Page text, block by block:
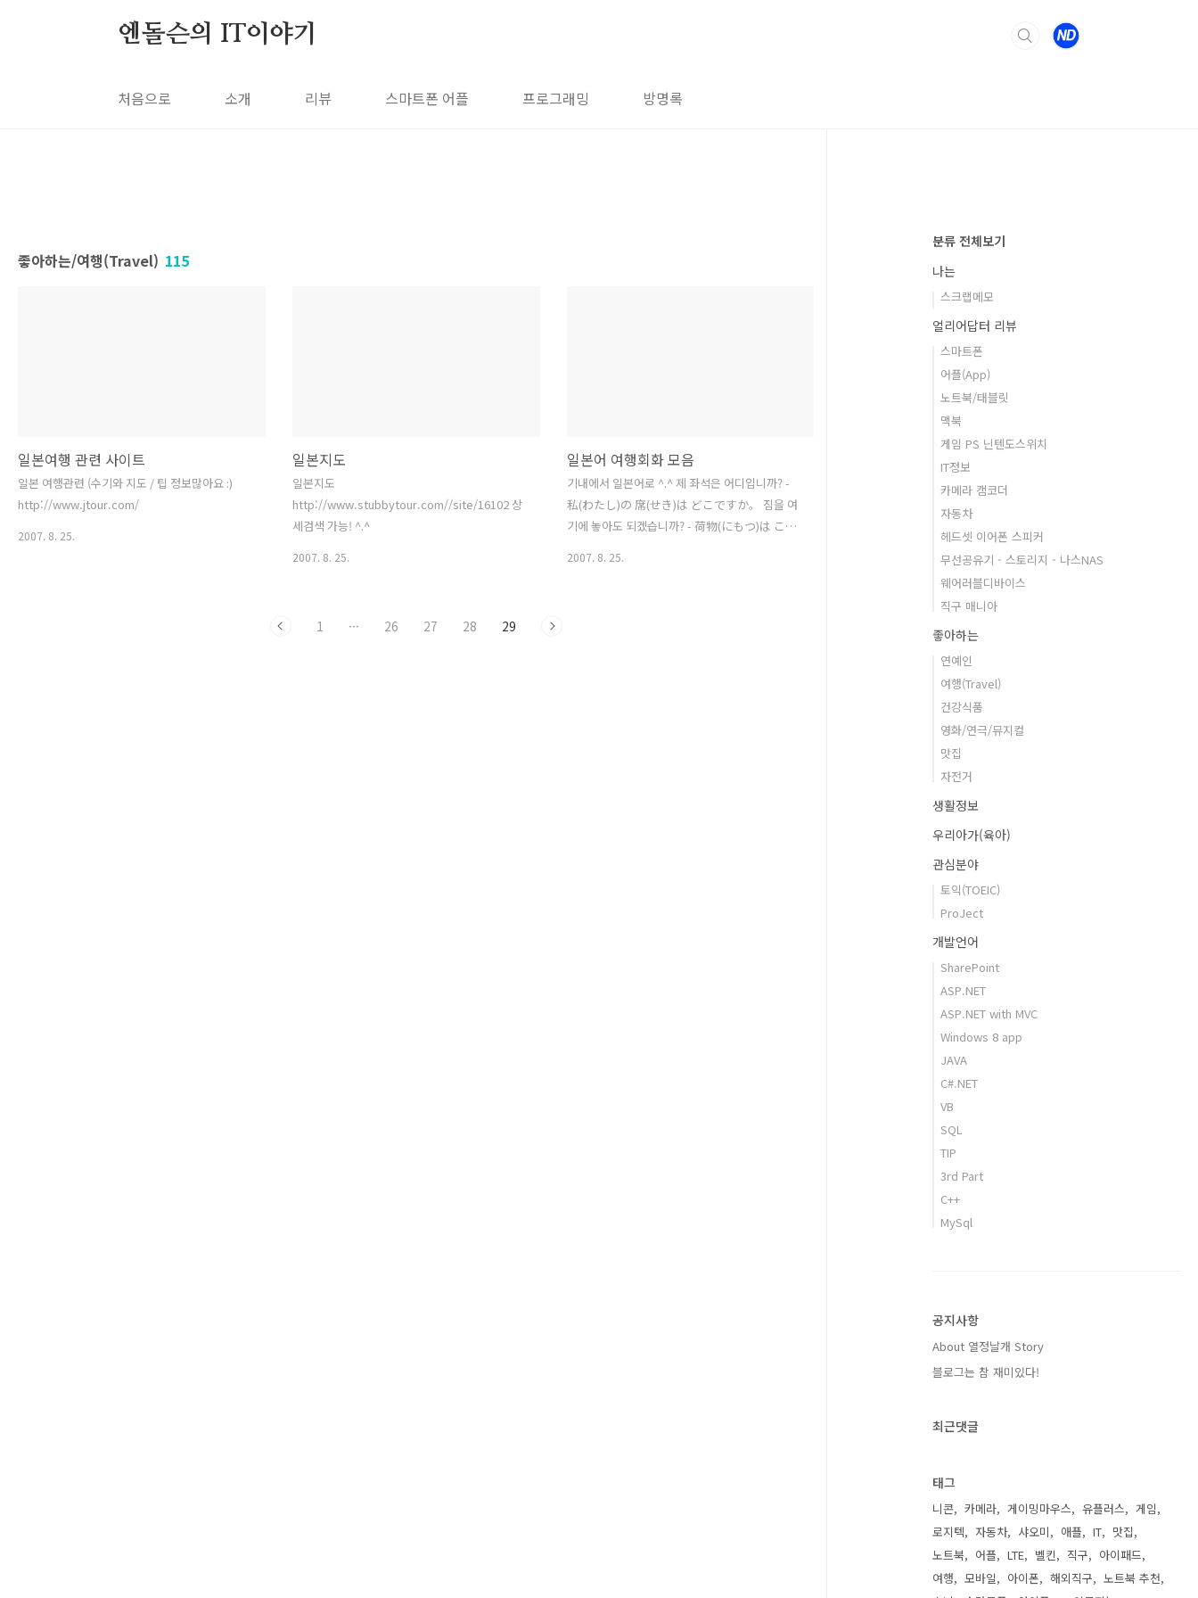
엔돌슨의 IT이야기
처음으로 소개 리뷰 스마트폰 어플 프로그래밍 방명록
좋아하는/여행(Travel) 115
일본여행 관련 사이트
일본 여행관련 (수기와 지도 / 팁 정보많아요 :)
http://www.jtour.com/
2007. 8. 25.
일본지도
일본지도
http://www.stubbytour.com//site/16102 상
세검색 가능! ^.^
2007. 8. 25.
일본어 여행회화 모음
기내에서 일본어로 ^.^ 제 좌석은 어디입니까? -
私(わたし)の 席(せき)は どこですか。 짐을 여
기에 놓아도 되겠습니까? - 荷物(にもつ)は ここ
2007. 8. 25.
1 ··· 26 27 28 29
분류 전체보기
나는
스크랩메모
얼리어답터 리뷰
스마트폰
어플(App)
노트북/태블릿
맥북
게임 PS 닌텐도스위치
IT정보
카메라 캠코더
자동차
헤드셋 이어폰 스피커
무선공유기 - 스토리지 - 나스NAS
웨어러블디바이스
직구 매니아
좋아하는
연예인
여행(Travel)
건강식품
영화/연극/뮤지컬
맛집
자전거
생활정보
우리아가(육아)
관심분야
토익(TOEIC)
ProJect
개발언어
SharePoint
ASP.NET
ASP.NET with MVC
Windows 8 app
JAVA
C#.NET
VB
SQL
TIP
3rd Part
C++
MySql
공지사항
About 열정날개 Story
블로그는 참 재미있다!
최근댓글
태그
니콘 카메라 게이밍마우스 유플러스
게임
로지텍
자동차 샤오미 애플 IT
맛집
노트북
어플 LTE 벨킨 직구
아이패드
여행
모바일 아이폰 해외직구
노트북 추천